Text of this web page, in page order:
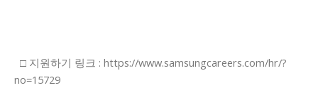
□ 지원하기 링크 : https://www.samsungcareers.com/hr/?
no=15729